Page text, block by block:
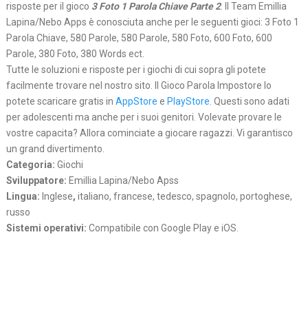
risposte per il gioco 3 Foto 1 Parola Chiave Parte 2. Il Team Emillia
Lapina/Nebo Apps è conosciuta anche per le seguenti gioci: 3 Foto 1
Parola Chiave, 580 Parole, 580 Parole, 580 Foto, 600 Foto, 600
Parole, 380 Foto, 380 Words ect.
Tutte le soluzioni e risposte per i giochi di cui sopra gli potete
facilmente trovare nel nostro sito. Il Gioco Parola Impostore lo
potete scaricare gratis in AppStore e PlayStore. Questi sono adati
per adolescenti ma anche per i suoi genitori. Volevate provare le
vostre capacita? Allora cominciate a giocare ragazzi. Vi garantisco
un grand divertimento.
Categoria: Giochi
Sviluppatore: Emillia Lapina/Nebo Apss
Lingua: Inglese, italiano, francese, tedesco, spagnolo, portoghese,
russo
Sistemi operativi: Compatibile con Google Play e iOS.